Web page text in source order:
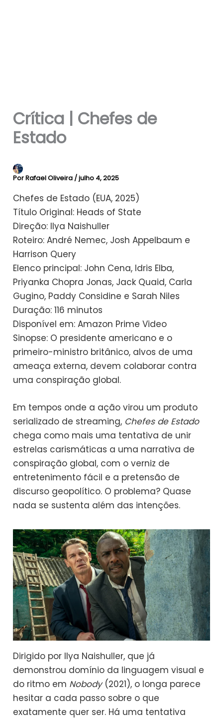
Crítica | Chefes de
Estado
PorRafael Oliveira /julho 4, 2025
Chefes de Estado (EUA, 2025)
Título Original: Heads of State
Direção: Ilya Naishuller
Roteiro: André Nemec, Josh Appelbaum e
Harrison Query
Elenco principal: John Cena, Idris Elba,
Priyanka Chopra Jonas, Jack Quaid, Carla
Gugino, Paddy Considine e Sarah Niles
Duração: 116 minutos
Disponível em: Amazon Prime Video
Sinopse: O presidente americano e o
primeiro-ministro britânico, alvos de uma
ameaça externa, devem colaborar contra
uma conspiração global.
Em tempos onde a ação virou um produto
serializado de streaming, Chefes de Estado
chega como mais uma tentativa de unir
estrelas carismáticas a uma narrativa de
conspiração global, com o verniz de
entretenimento fácil e a pretensão de
discurso geopolítico. O problema? Quase
nada se sustenta além das intenções.
Dirigido por Ilya Naishuller, que já
demonstrou domínio da linguagem visual e
do ritmo em Nobody(2021), o longa parece
hesitar a cada passo sobre o que
exatamente quer ser. Há uma tentativa